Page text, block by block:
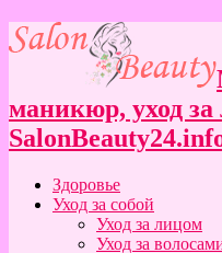
маникюр, уход
Здоровье
Уход за собой
Уход за лицом
Уход за